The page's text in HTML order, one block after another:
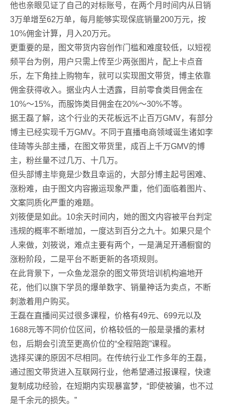
他也亲眼见证了自己的对标账号，在两个月时间内从日销
3万单增至62万单，每月能够实现保底销量200万元，按
10%佣金计算，月入20万元。
更重要的是，图文带货内容创作门槛和难度较低，以短视
频平台为例，用户只需上传至少两张图片，配上卡点音
乐，左下角挂上购物车，就可以实现图文带货，博主依靠
佣金获得收入。据业内人士透露，目前零食类目佣金在
10%～15%，而服饰类目佣金在20%～30%不等。
据王磊了解，这个行业的天花板远不止百万GMV，有部分
博主已经实现千万GMV。不同于直播电商领域诞生诸如李
佳琦等头部主播，在图文带货里，成百上千万GMV的博
主，粉丝量不过几万、十几万。
但头部博主毕竟是少数且幸运的，大部分博主起号困难、
涨粉难，由于图文内容搬运现象严重，他们面临着图片、
文案同质化严重的难题。
刘筱便是如此。10余天时间内，她的图文内容被平台判定
违规的概率不断增加，一度达到百分之九十。如果只是个
人来做，刘筱说，难点主要有两个，一是满足开通橱窗的
涨粉阶段，二是平台不断更新的各项规则。
在此背景下，一众鱼龙混杂的图文带货培训机构遍地开
花，他们以旗下学员的爆单数字、销量神话为卖点，不断
刺激着用户购买。
王磊在直播间买过很多课程，价格有49元、699元以及
1688元等不同价位区间，价格较低的一般是录播的素材
包，后期会引流至更高价位的“全程陪跑”课程。
选择买课的原因不尽相同。在传统行业工作多年的王磊，
通过图文带货进入互联网行业，他希望通过报课程，快速
复制成功经验，在短期内实现暴富梦，“即使被骗，也不过
是千余元的损失。”